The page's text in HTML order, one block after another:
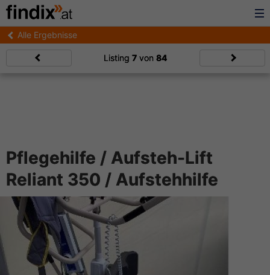
Alle Ergebnisse
Listing 7von 84
Pflegehilfe / Aufsteh-Lift
Reliant 350 / Aufstehhilfe